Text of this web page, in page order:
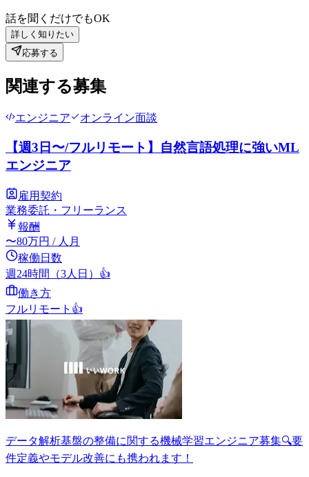
話を聞くだけでもOK
詳しく知りたい
応募する
関連する募集
エンジニア オンライン面談
【週3日〜/フルリモート】自然言語処理に強いML
エンジニア
雇用契約
業務委託・フリーランス
報酬
〜80万円 / 人月
稼働日数
週24時間（3人日） 👍
働き方
フルリモート 👍
データ解析基盤の整備に関する機械学習エンジニア募集🔍要
件定義やモデル改善にも携われます！